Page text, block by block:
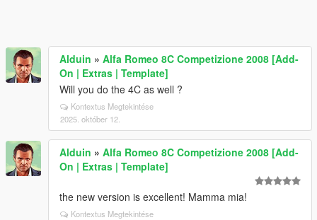
Alduin » Alfa Romeo 8C Competizione 2008 [Add-
On | Extras | Template]
Will you do the 4C as well ?
Kontextus Megtekintése
2025. október 12.
Alduin » Alfa Romeo 8C Competizione 2008 [Add-
On | Extras | Template]
the new version is excellent! Mamma mia!
Kontextus Megtekintése